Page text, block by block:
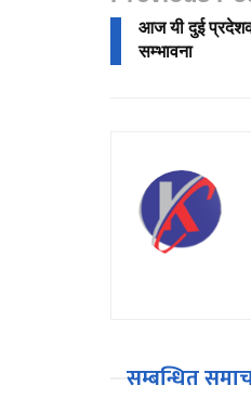
आज यी दुई
सम्भावना
सम्बन्धित